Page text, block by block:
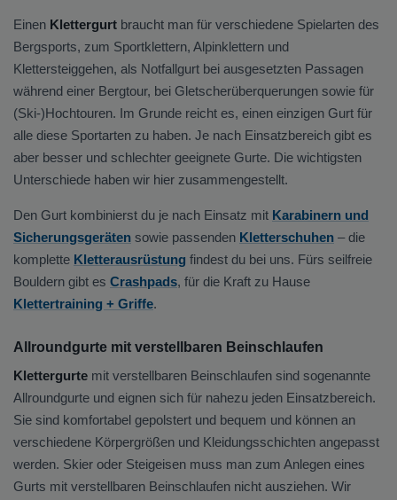
Einen Klettergurt braucht man für verschiedene Spielarten des
Bergsports, zum Sportklettern, Alpinklettern und
Klettersteiggehen, als Notfallgurt bei ausgesetzten Passagen
während einer Bergtour, bei Gletscherüberquerungen sowie für
(Ski-)Hochtouren. Im Grunde reicht es, einen einzigen Gurt für
alle diese Sportarten zu haben. Je nach Einsatzbereich gibt es
aber besser und schlechter geeignete Gurte. Die wichtigsten
Unterschiede haben wir hier zusammengestellt.
Den Gurt kombinierst du je nach Einsatz mit Karabinern und
Sicherungsgeräten sowie passenden Kletterschuhen – die
komplette Kletterausrüstung findest du bei uns. Fürs seilfreie
Bouldern gibt es Crashpads, für die Kraft zu Hause
Klettertraining + Griffe.
Allroundgurte mit verstellbaren Beinschlaufen
Klettergurte mit verstellbaren Beinschlaufen sind sogenannte
Allroundgurte und eignen sich für nahezu jeden Einsatzbereich.
Sie sind komfortabel gepolstert und bequem und können an
verschiedene Körpergrößen und Kleidungsschichten angepasst
werden. Skier oder Steigeisen muss man zum Anlegen eines
Gurts mit verstellbaren Beinschlaufen nicht ausziehen. Wir